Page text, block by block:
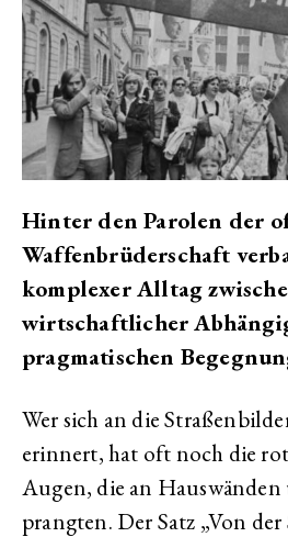
Hinter den Parolen der
Waffenbrüderschaft
komplexer Alltag
wirtschaftlicher
pragmatischen
Wer sich an die
erinnert, hat oft noch die
Augen, die an
prangten. Der Satz „Von